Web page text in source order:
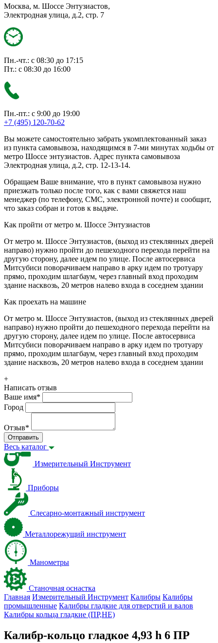
Москва, м. Шоссе Энтузиастов,
Электродная улица, д.2, стр. 7
Пн.-чт.: с 08:30 до 17:15
Пт.: с 08:30 до 16:00
Пн.-пт.: с 9:00 до 19:00
+7 (495) 120-70-62
Вы можете самостоятельно забрать укомплектованный заказ
из пункта самовывоза, находящимся в 7-ми минутах ходьбы от
метро Шоссе энтузиастов. Адрес пункта самовывоза
Электродная улица, д.2, стр. 12-13-14.
Обращаем Ваше внимание, что в пункт самовывоза нужно
приезжать только после того, как с вами свяжется наш
менеджер (по телефону, СМС, электронной почте) и сообщит,
что заказ собран и готов к выдаче.
Как пройти от метро м. Шоссе Энтузиастов
От метро м. Шоссе Энтузиастов, (выход из стеклянных дверей
направо) нужно пройти до пешеходного перехода перейти на
другую сторону, далее идем по улице. После автосервиса
Митсубиси поворачиваем направо в арку идем по тротуару
прямо, проходим шлагбаум, через главный вход проходим
здание насквозь, 20 метров налево входа в соседнем здании
Как проехать на машине
От метро м. Шоссе Энтузиастов, (выход из стеклянных дверей
направо) нужно пройти до пешеходного перехода перейти на
другую сторону, далее идем по улице. После автосервиса
Митсубиси поворачиваем направо в арку идем по тротуару
прямо, проходим шлагбаум, через главный вход проходим
здание насквозь, 20 метров налево входа в соседнем здании
+
Написать отзыв
Ваше имя*
Город
Отзыв*
Отправить
Весь каталог
Измерительный Инструмент
Приборы
Слесарно-монтажный инструмент
Металлорежущий инструмент
Манометры
Станочная оснастка
Главная Измерительный Инструмент Калибры Калибры
промышленные Калибры гладкие для отверстий и валов
Калибры кольца гладкие (ПР,НЕ)
Калибр-кольцо гладкое 4,93 h 6 ПР